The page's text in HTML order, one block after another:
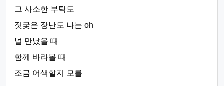
그 사소한 부탁도
짓궂은 장난도 나는 oh
널 만났을 때
함께 바라볼 때
조금 어색할지 모를